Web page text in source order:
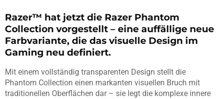
Razer™ hat jetzt die Razer Phantom
Collection vorgestellt – eine auffällige neue
Farbvariante, die das visuelle Design im
Gaming neu definiert.
Mit einem vollständig transparenten Design stellt die
Phantom Collection einen markanten visuellen Bruch mit
traditionellen Oberflächen dar – sie legt die komplexe innere